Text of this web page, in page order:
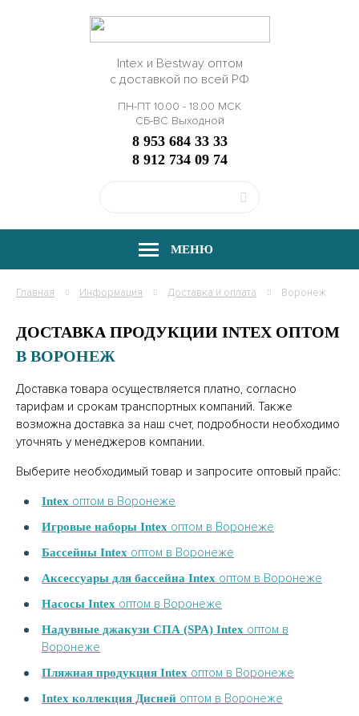
Intex и Bestway оптом
с доставкой по всей РФ
ПН-ПТ 10.00 - 18.00 МСК
СБ-ВС Выходной
8 953 684 33 33
8 912 734 09 74
МЕНЮ
Главная Информация Доставка и оплата Воронеж
ДОСТАВКА ПРОДУКЦИИ INTEX ОПТОМ
В ВОРОНЕЖ
Доставка товара осуществляется платно, согласно
тарифам и срокам транспортных компаний. Также
возможна доставка за наш счет, подробности необходимо
уточнять у менеджеров компании.
Выберите необходимый товар и запросите оптовый прайс:
Intex оптом в Воронеже
Игровые наборы Intex оптом в Воронеже
Бассейны Intex оптом в Воронеже
Аксессуары для бассейна Intex оптом в Воронеже
Насосы Intex оптом в Воронеже
Надувные джакузи СПА (SPA) Intex оптом в
Воронеже
Пляжная продукция Intex оптом в Воронеже
Intex коллекция Дисней оптом в Воронеже